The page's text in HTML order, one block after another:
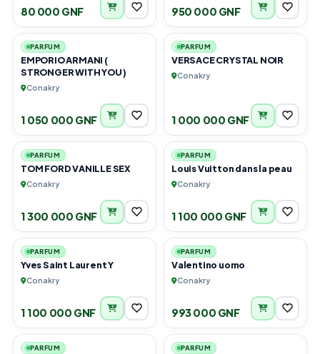
80 000 GNF 950 000 GNF
1
PARFUM
EMPORIO ARMANI (
STRONGER WITH YOU )
Conakry
1 050 000 GNF
1
PARFUM
VERSACE CRYSTAL NOIR
Conakry
1 000 000 GNF
1
PARFUM
TOM FORD VANILLE SEX
Conakry
1 300 000 GNF
1
PARFUM
Louis Vuitton dans la peau
Conakry
1 100 000 GNF
1
PARFUM
Yves Saint Laurent Y
Conakry
1 100 000 GNF
1
PARFUM
Valentino uomo
Conakry
993 000 GNF
1
PARFUM
2
PARFUM